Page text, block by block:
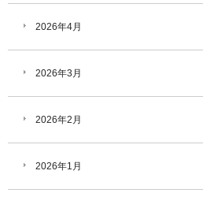
2026年4月
2026年3月
2026年2月
2026年1月